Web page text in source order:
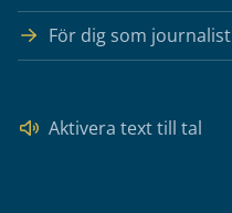
För dig som journalist
Aktivera text till tal